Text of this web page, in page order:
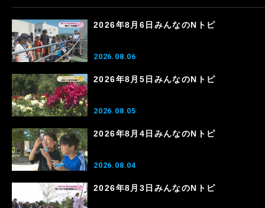
2026年8月6日みんなのNトピ
2026.08.06
2026年8月5日みんなのNトピ
2026.08.05
2026年8月4日みんなのNトピ
2026.08.04
2026年8月3日みんなのNトピ